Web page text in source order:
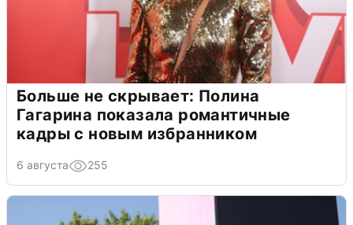
Больше не скрывает: Полина
Гагарина показала романтичные
кадры с новым избранником
6 августа 255